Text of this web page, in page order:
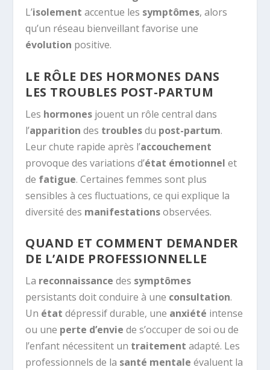
L’isolement accentue les symptômes, alors
qu’un réseau bienveillant favorise une
évolution positive.
LE RÔLE DES HORMONES DANS
LES TROUBLES POST-PARTUM
Les hormones jouent un rôle central dans
l’apparition des troublesdu post-partum.
Leur chute rapide après l’accouchement
provoque des variations d’état émotionnel et
de fatigue. Certaines femmes sont plus
sensibles à ces fluctuations, ce qui explique la
diversité des manifestationsobservées.
QUAND ET COMMENT DEMANDER
DE L’AIDE PROFESSIONNELLE
La reconnaissance des symptômes
persistants doit conduire à une consultation.
Un état dépressif durable, une anxiété intense
ou une perte d’envie de s’occuper de soi ou de
l’enfant nécessitent un traitement adapté. Les
professionnels de la santé mentale évaluent la